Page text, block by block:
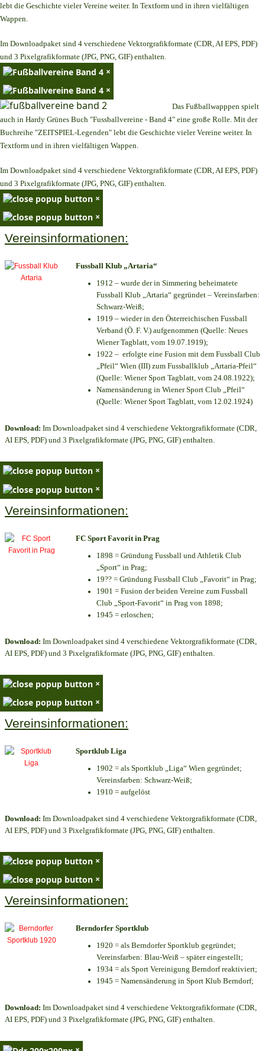
lebt die Geschichte vieler Vereine weiter. In Textform und in ihren vielfältigen
Wappen.
Im Downloadpaket sind 4 verschiedene Vektorgrafikformate (CDR, AI EPS, PDF)
und 3 Pixelgrafikformate (JPG, PNG, GIF) enthalten.
×
×
Das Fußballwapppen spielt
auch in Hardy Grünes Buch "Fussballvereine - Band 4" eine große Rolle. Mit der
Buchreihe "ZEITSPIEL-Legenden" lebt die Geschichte vieler Vereine weiter. In
Textform und in ihren vielfältigen Wappen.
Im Downloadpaket sind 4 verschiedene Vektorgrafikformate (CDR, AI EPS, PDF)
und 3 Pixelgrafikformate (JPG, PNG, GIF) enthalten.
×
×
Vereinsinformationen:
Fussball Klub „Artaria“
1912 – wurde der in Simmering beheimatete
Fussball Klub „Artaria“ gegründet – Vereinsfarben:
Schwarz-Weiß;
1919 – wieder in den Österreichischen Fussball
Verband (Ö. F. V.) aufgenommen (Quelle: Neues
Wiener Tagblatt, vom 19.07.1919);
1922 – erfolgte eine Fusion mit dem Fussball Club
„Pfeil“ Wien (III) zum Fussballklub „Artaria-Pfeil“
(Quelle: Wiener Sport Tagblatt, vom 24.08.1922);
Namensänderung in Wiener Sport Club „Pfeil“
(Quelle: Wiener Sport Tagblatt, vom 12.02.1924)
Download: Im Downloadpaket sind 4 verschiedene Vektorgrafikformate (CDR,
AI EPS, PDF) und 3 Pixelgrafikformate (JPG, PNG, GIF) enthalten.
×
×
Vereinsinformationen:
FC Sport Favorit in Prag
1898 = Gründung Fussball und Athletik Club
„Sport“ in Prag;
19?? = Gründung Fussball Club „Favorit“ in Prag;
1901 = Fusion der beiden Vereine zum Fussball
Club „Sport-Favorit“ in Prag von 1898;
1945 = erloschen;
Download: Im Downloadpaket sind 4 verschiedene Vektorgrafikformate (CDR,
AI EPS, PDF) und 3 Pixelgrafikformate (JPG, PNG, GIF) enthalten.
×
×
Vereinsinformationen:
Sportklub Liga
1902 = als Sportklub „Liga“ Wien gegründet;
Vereinsfarben: Schwarz-Weiß;
1910 = aufgelöst
Download: Im Downloadpaket sind 4 verschiedene Vektorgrafikformate (CDR,
AI EPS, PDF) und 3 Pixelgrafikformate (JPG, PNG, GIF) enthalten.
×
×
Vereinsinformationen:
Berndorfer Sportklub
1920 = als Berndorfer Sportklub gegründet;
Vereinsfarben: Blau-Weiß – später eingestellt;
1934 = als Sport Vereinigung Berndorf reaktiviert;
1945 = Namensänderung in Sport Klub Berndorf;
Download: Im Downloadpaket sind 4 verschiedene Vektorgrafikformate (CDR,
AI EPS, PDF) und 3 Pixelgrafikformate (JPG, PNG, GIF) enthalten.